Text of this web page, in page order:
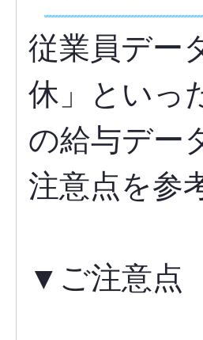
従業員デー
休」といっ
の給与デー
注意点を参
▼ご注意点